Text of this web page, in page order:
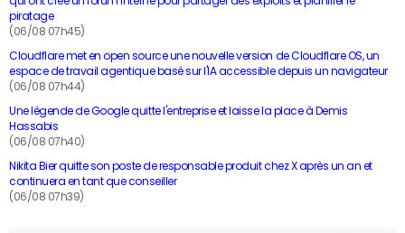
piratage
(06/08 07h45)
Cloudflare met en open source une nouvelle version de Cloudflare OS, un
espace de travail agentique basé sur l'IA accessible depuis un navigateur
(06/08 07h44)
Une légende de Google quitte l'entreprise et laisse la place à Demis
Hassabis
(06/08 07h40)
Nikita Bier quitte son poste de responsable produit chez X après un an et
continuera en tant que conseiller
(06/08 07h39)